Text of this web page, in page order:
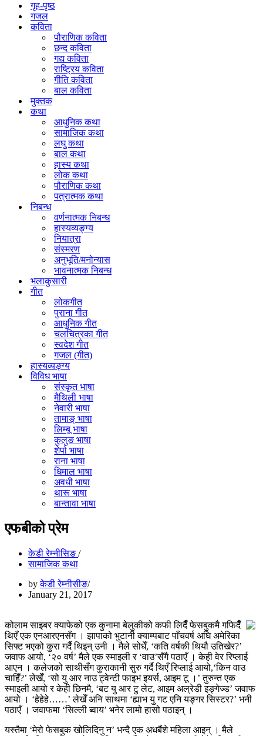
गृह-पृष्ठ
गजल
कविता
पौराणिक कविता
छन्द कविता
गद्य कविता
राष्ट्रिय कविता
गीति कविता
बाल कविता
मुक्तक
कथा
आधुनिक कथा
सामाजिक कथा
लघु कथा
बाल कथा
हास्य कथा
लोक कथा
पौराणिक कथा
पत्रात्मक कथा
निबन्ध
वर्णनात्मक निबन्ध
हास्यव्यङ्ग्य
नियात्रा
संस्मरण
अनुभूति/मनोन्यास
भावनात्मक निबन्ध
भलाकुसारी
गीत
लोकगीत
पुराना गीत
आधुनिक गीत
चलचित्रका गीत
स्वदेश गीत
गजल (गीत)
हास्यव्यङ्ग्य
विविध भाषा
संस्कृत भाषा
मैथिली भाषा
नेवारी भाषा
तामाङ् भाषा
लिम्बू भाषा
कुलुङ भाषा
शेर्पा भाषा
राना भाषा
धिमाल भाषा
अवधी भाषा
थारू भाषा
बान्तावा भाषा
एफबीको प्रेम
केडी रेम्नीसिङ
सामाजिक कथा
byकेडी रेम्नीसीङ
January 21, 2017
कोलाम साइबर क्याफेको एक कुनामा बेलुकीको कफी लिदैँ फेसबुकमै गफिदैँ
थिएँ एक एनआरएनसँग । झापाको भुटानी क्याम्पबाट पाँचवर्ष अघि अमेरिका
सिफ्ट भएको कुरा गर्दै थिइन् उनी । मैले सोधेँ, ‘कति वर्षकी थियौ उतिखेर?’
जवाफ आयो, ‘२० वर्ष’ मैले एक स्माइली र ‘वाउ’सँगै पठाएँ । केही वेर रिप्लाई
आएन । कलेजको साथीसँग कुराकानी सुरु गर्दै थिएँ रिप्लाई आयो,‘किन वाउ
चाहिँ?’ लेखेँ, ‘सो यु आर नाउ ट्वेन्टी फाइभ इयर्स, आइम टू ।’ तुरुन्त एक
स्माइली आयो र केही छिनमै, ‘बट यु आर टु लेट, आइम अल्रेडी इङ्गेज्ड’ जवाफ
आयो । ‘हेहेहे……’ लेखेँ अनि साथमा ‘ह्याभ यु गट एनि यङ्गर सिस्टर?’ भनी
पठाएँ । जवाफमा ‘सिल्ली ब्वाय’ भनेर लामो हासो पठाइन् ।
यस्तैमा ‘मेरो फेसबुक खोलिदिनु न’ भन्दै एक अधबैंशे महिला आइन् । मैले